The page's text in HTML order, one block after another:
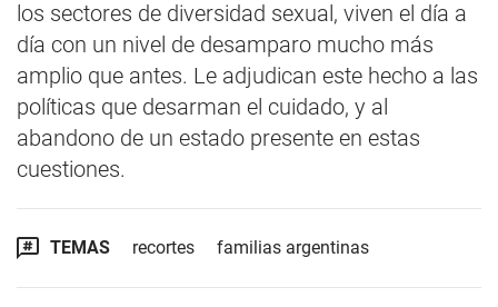
los sectores de diversidad sexual, viven el día a
día con un nivel de desamparo mucho más
amplio que antes. Le adjudican este hecho a las
políticas que desarman el cuidado, y al
abandono de un estado presente en estas
cuestiones.
TEMAS recortes familias argentinas